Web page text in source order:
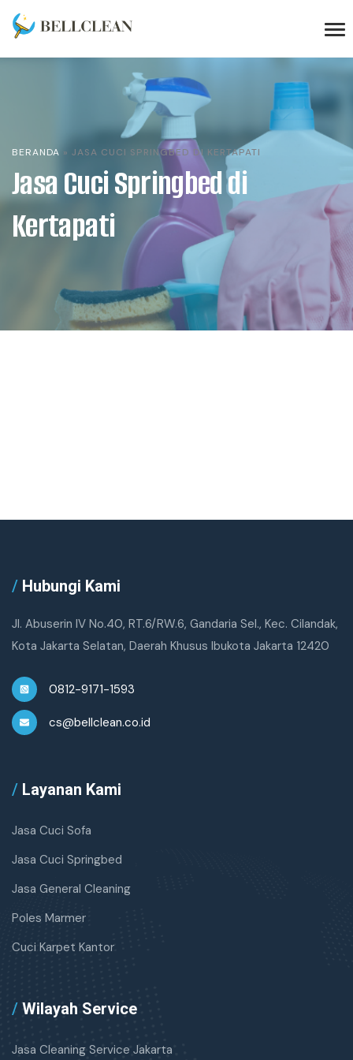
BERANDA » JASA CUCI SPRINGBED DI KERTAPATI
Jasa Cuci Springbed di
Kertapati
/ Hubungi Kami
Jl. Abuserin IV No.40, RT.6/RW.6, Gandaria Sel., Kec. Cilandak,
Kota Jakarta Selatan, Daerah Khusus Ibukota Jakarta 12420
0812-9171-1593
cs@bellclean.co.id
/ Layanan Kami
Jasa Cuci Sofa
Jasa Cuci Springbed
Jasa General Cleaning
Poles Marmer
Cuci Karpet Kantor
/ Wilayah Service
Jasa Cleaning Service Jakarta